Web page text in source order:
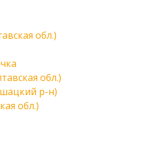
обл.)
обл.)
р-н)
обл.)